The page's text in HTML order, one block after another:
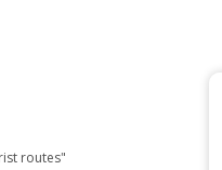
routes"